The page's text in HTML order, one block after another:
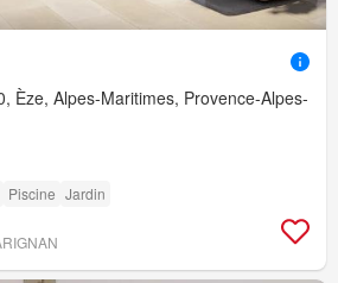
Èze, Alpes-Maritimes, Provence-Alpes-
Piscine Jardin